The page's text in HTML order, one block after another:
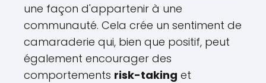
une façon d'appartenir à une
communauté. Cela crée un sentiment de
camaraderie qui, bien que positif, peut
également encourager des
comportements risk-taking et